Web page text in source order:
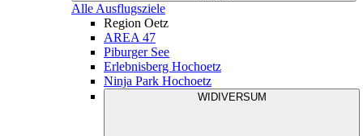
Alle Ausflugsziele
Region Oetz
AREA 47
Piburger See
Erlebnisberg Hochoetz
Ninja Park Hochoetz
WIDIVERSUM